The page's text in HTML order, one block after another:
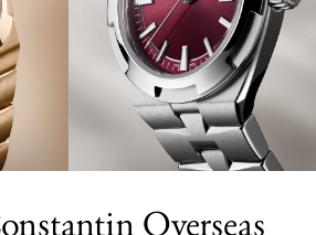
Overseas